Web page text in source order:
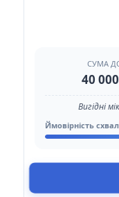
СУМА
40
Вигідні
Ймовірність